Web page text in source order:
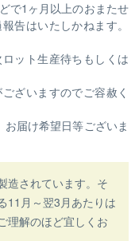
で1ヶ月以上のおまたせ
告はいたしかねます。
ット生産待ちもしくは
ざいますのでご容赦く
届け希望日等ございま
造されています。そ
11月～翌3月あたりは
理解のほど宜しくお